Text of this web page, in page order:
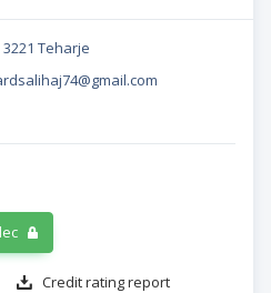
Teharje
Credit rating report